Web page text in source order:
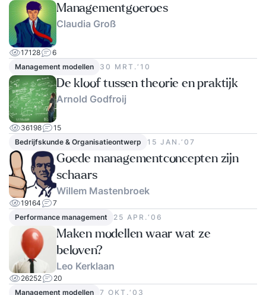
Managementgoeroes
Claudia Groß
17128
6
Management modellen
30 MRT.‘10
De kloof tussen theorie en praktijk
Arnold Godfroij
36198
15
Bedrijfskunde & Organisatieontwerp
15 JAN.‘07
Goede managementconcepten zijn
schaars
Willem Mastenbroek
19164
7
Performance management
25 APR.‘06
Maken modellen waar wat ze
beloven?
Leo Kerklaan
26252
20
Management modellen
7 OKT.‘03